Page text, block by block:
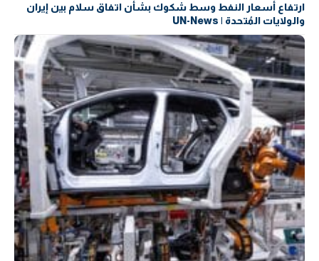
ارتفاع أسعار النفط وسط شكوك بشأن اتفاق سلام بين إيران
والولايات المُتحدة | UN-News